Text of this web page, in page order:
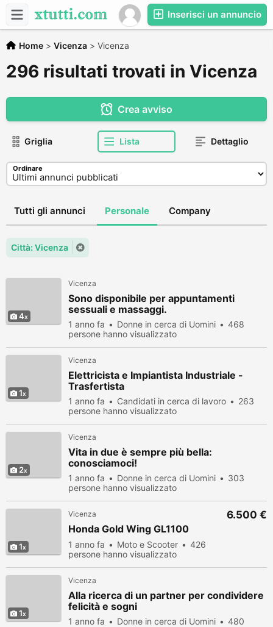
Inserisci un annuncio
Home > Vicenza > Vicenza
296 risultati trovati in Vicenza
Crea avviso
Griglia Lista Dettaglio
Ordinare
Tutti gli annunci Personale Company
Città: Vicenza
4
Vicenza
Sono disponibile per appuntamenti
sessuali e massaggi.
1 anno fa Donne in cerca di Uomini
468
persone hanno visualizzato
1
Vicenza
Elettricista e Impiantista Industriale -
Trasfertista
1 anno fa Candidati in cerca di lavoro
263
persone hanno visualizzato
2
Vicenza
Vita in due è sempre più bella:
conosciamoci!
1 anno fa Donne in cerca di Uomini
303
persone hanno visualizzato
1
Vicenza
Honda Gold Wing GL1100
1 anno fa Moto e Scooter
426
persone hanno visualizzato
6.500 €
1
Vicenza
Alla ricerca di un partner per condividere
felicità e sogni
1 anno fa Donne in cerca di Uomini
480